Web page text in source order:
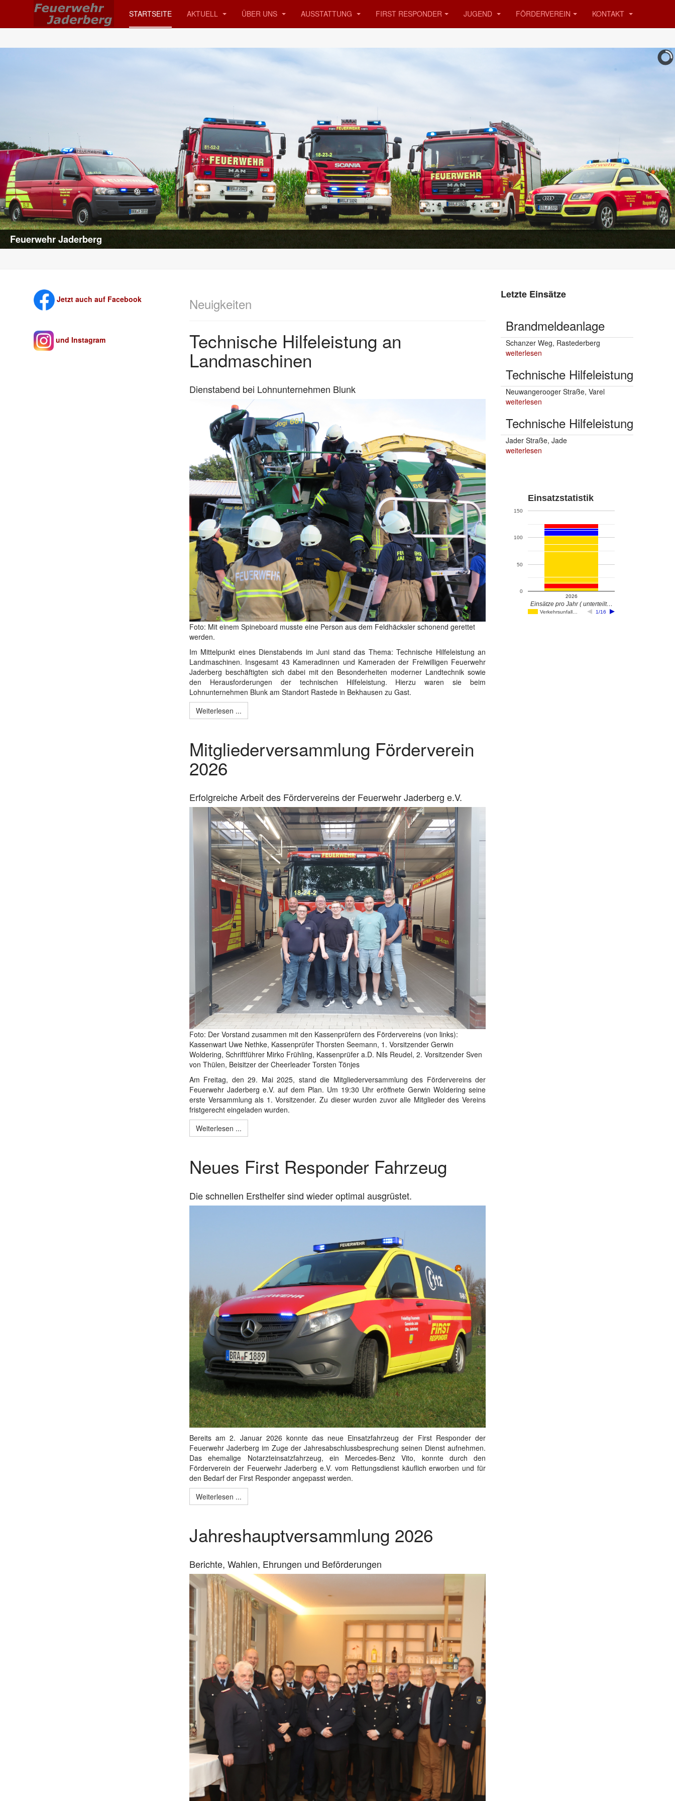
STARTSEITE AKTUELL ÜBER UNS AUSSTATTUNG FIRST RESPONDER JUGEND FÖRDERVEREIN KONTAKT
Feuerwehr Jaderberg
Neuigkeiten
Technische Hilfeleistung an
Landmaschinen
Dienstabend bei Lohnunternehmen Blunk
Foto: Mit einem Spineboard musste eine Person aus dem Feldhäcksler schonend gerettet
werden.
Im Mittelpunkt eines Dienstabends im Juni stand das Thema: Technische Hilfeleistung an
Landmaschinen. Insgesamt 43 Kameradinnen und Kameraden der Freiwilligen Feuerwehr
Jaderberg beschäftigten sich dabei mit den Besonderheiten moderner Landtechnik sowie
den Herausforderungen der technischen Hilfeleistung. Hierzu waren sie beim
Lohnunternehmen Blunk am Standort Rastede in Bekhausen zu Gast.
Weiterlesen ...
Mitgliederversammlung Förderverein
2026
Erfolgreiche Arbeit des Fördervereins der Feuerwehr Jaderberg e.V.
Foto: Der Vorstand zusammen mit den Kassenprüfern des Fördervereins (von links):
Kassenwart Uwe Nethke, Kassenprüfer Thorsten Seemann, 1. Vorsitzender Gerwin
Woldering, Schriftführer Mirko Frühling, Kassenprüfer a.D. Nils Reudel, 2. Vorsitzender Sven
von Thülen, Beisitzer der Cheerleader Torsten Tönjes
Am Freitag, den 29. Mai 2025, stand die Mitgliederversammlung des Fördervereins der
Feuerwehr Jaderberg e.V. auf dem Plan. Um 19:30 Uhr eröffnete Gerwin Woldering seine
erste Versammlung als 1. Vorsitzender. Zu dieser wurden zuvor alle Mitglieder des Vereins
fristgerecht eingeladen wurden.
Weiterlesen ...
Neues First Responder Fahrzeug
Die schnellen Ersthelfer sind wieder optimal ausgrüstet.
Bereits am 2. Januar 2026 konnte das neue Einsatzfahrzeug der First Responder der
Feuerwehr Jaderberg im Zuge der Jahresabschlussbesprechung seinen Dienst aufnehmen.
Das ehemalige Notarzteinsatzfahrzeug, ein Mercedes-Benz Vito, konnte durch den
Förderverein der Feuerwehr Jaderberg e.V. vom Rettungsdienst käuflich erworben und für
den Bedarf der First Responder angepasst werden.
Weiterlesen ...
Jahreshauptversammlung 2026
Berichte, Wahlen, Ehrungen und Beförderungen
Jetzt auch auf Facebook
und Instagram
Letzte Einsätze
Brandmeldeanlage
Schanzer Weg, Rastederberg
weiterlesen
Technische Hilfeleistung
Neuwangerooger Straße, Varel
weiterlesen
Technische Hilfeleistung
Jader Straße, Jade
weiterlesen
Einsatzstatistik
Verkehrsunfall… 1/16
2026
0
50
100
150
Einsätze pro Jahr ( unterteilt…